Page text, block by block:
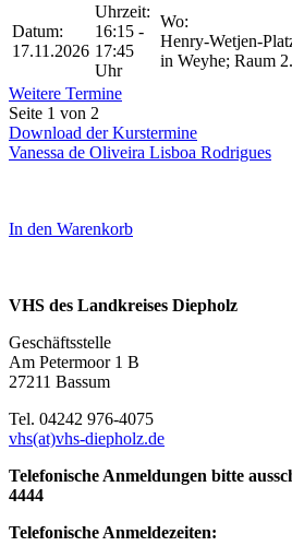
Datum:
17.11.2026
Uhrzeit:
16:15 -
17:45
Uhr
Wo:
Henry-Wetjen-
in Weyhe; Raum
Weitere Termine
Seite 1 von 2
Download der Kurstermine
Vanessa de Oliveira Lisboa Rodrigues
In den Warenkorb
VHS des Landkreises Diepholz
Geschäftsstelle
Am Petermoor 1 B
27211 Bassum
Tel. 04242 976-4075
vhs(at)vhs-diepholz.de
Telefonische Anmeldungen bitte
4444
Telefonische Anmeldezeiten: